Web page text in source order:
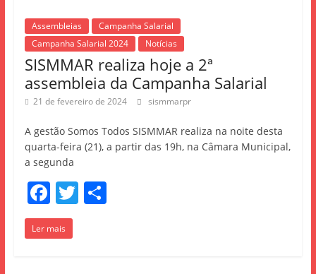
o
o
k
Assembleias
Campanha Salarial
Campanha Salarial 2024
Notícias
SISMMAR realiza hoje a 2ª
assembleia da Campanha Salarial
21 de fevereiro de 2024 sismmarpr
A gestão Somos Todos SISMMAR realiza na noite desta
quarta-feira (21), a partir das 19h, na Câmara Municipal,
a segunda
F
a
c
T S
Ler mais